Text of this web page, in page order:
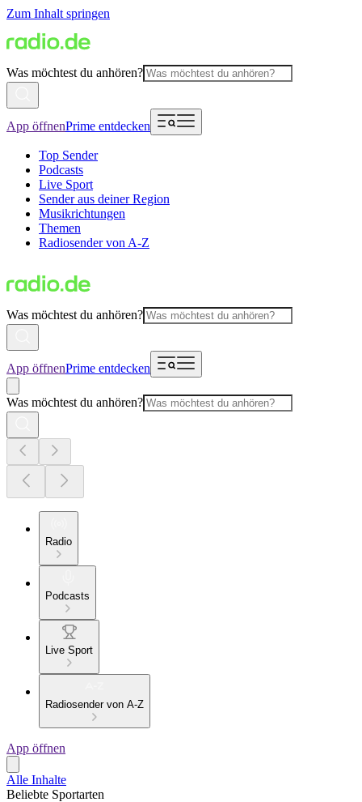
Zum Inhalt springen
Was möchtest du anhören?
App öffnenPrime entdecken
Top Sender
Podcasts
Live Sport
Sender aus deiner Region
Musikrichtungen
Themen
Radiosender von A-Z
Was möchtest du anhören?
App öffnenPrime entdecken
Was möchtest du anhören?
Radio
Podcasts
Live Sport
Radiosender von A-Z
App öffnen
Alle Inhalte
Beliebte Sportarten